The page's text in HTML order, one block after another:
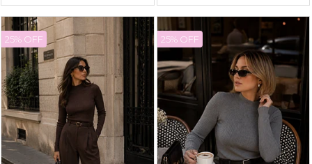
25% OFF 25% OFF